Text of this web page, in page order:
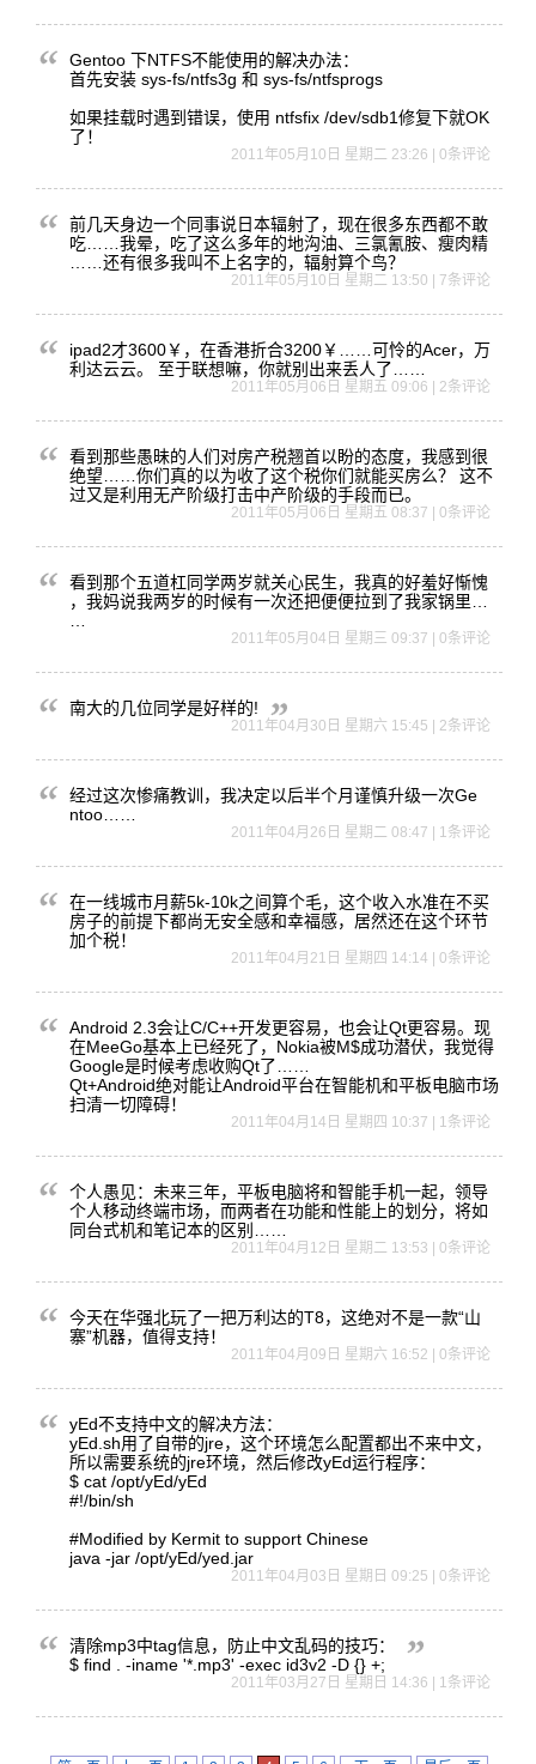
Gentoo 下NTFS不能使用的解决办法：
首先安装 sys-fs/ntfs3g 和 sys-fs/ntfsprogs
如果挂载时遇到 错误，使用 ntfsfix /dev/sdb1修复下就OK
了！
2011年05月10日 星期二 23:26 | 0条评论
前几天身边一个同事说 日本辐射了，现在很多东西都不敢
吃……我晕，吃了这么多年的地沟油、三氯氰胺、瘦肉精
……还有很多我叫不上名字的，辐射算个鸟？
2011年05月10日 星期二 13:50 | 7条评论
ipad2才3600￥，在香港折合3200￥……可怜的Acer，万
利达云云。 至于联想嘛，你就别出来丢人了……
2011年05月06日 星期五 09:06 | 2条评论
看到那些愚昧的人们对房产税翘首以盼的态度，我感到很
绝望……你们真的以为收了这个税你们就能买房么？ 这不
过又是利用无产阶级打击中产阶级的手段而已。
2011年05月06日 星期五 08:37 | 0条评论
看到那个五道杠同学两岁就关心民生，我真的好羞好惭愧
，我妈说我两岁的时候有一次还把便便拉到了我家锅里…
2011年05月04日 星期三 09:37 | 0条评论
南大的几位同学是好样的!
2011年04月30日 星期六 15:45 | 2条评论
经过这次惨痛教训，我决定以后半个月谨慎升级一次Ge
ntoo…
2011年04月26日 星期二 08:47 | 1条评论
在一线城市月薪5k-10k之间算个毛，这个收入水准在不买
房子的前提下都尚无安全感和幸福感， 居然还在这个环节
加个税！
2011年04月21日 星期四 14:14 | 0条评论
Android 2.3会让C/C++开发更容易，也会让Qt更容易。 现
在MeeGo基本上已经死了， Nokia被M$成功潜伏，我觉得
Google是时候考虑收购Qt了……
Qt+Android绝对能让Android平台在智能机和平板电脑市场
扫清一切障碍！
2011年04月14日 星期四 10:37 | 1条评论
个人愚见： 未来三年， 平板电脑将和智能手机一起，领导
个人移动终端市场，而两者在功能和性能上的划分，将如
同台式机和笔记本的区别……
2011年04月12日 星期二 13:53 | 0条评论
今天在华强北玩了一把万利达的T8，这绝对不是一款“山
寨”机器，值得支持！
2011年04月09日 星期六 16:52 | 0条评论
yEd不支持中文的解决方法：
yEd.sh用了自带的jre， 这个环境怎么配置都出不来中文，
所以需要系统的jre环境，然后修改yEd运行程序：
$ cat /opt/yEd/yEd
#!/bin/sh
#Modified by Kermit to support Chinese
java -jar /opt/yEd/yed.jar
2011年04月03日 星期日 09:25 | 0条评论
清除mp3中tag信息，防止中文乱码的技巧：
$ find . -iname '*.mp3' -exec id3v2 -D {} +;
2011年03月27日 星期日 14:36 | 1条评论